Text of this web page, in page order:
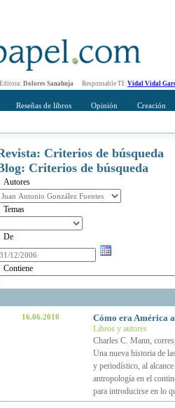
Editora: Dolores Sanahuja Responsable TI: Vidal Vidal
Reseñas de libros Opinión Creación
Criterios de búsqueda
Criterios de búsqueda
Autores
Temas
De
Contiene
16.06.2010 Cómo era América
Libros y autores
Charles C. Mann,
Una nueva historia de
y periodístico, al
antropología en el
para introducirse en lo